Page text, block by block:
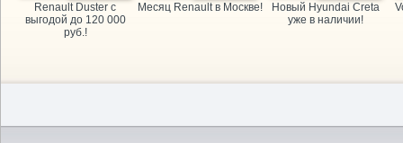
Renault Duster с
выгодой до 120 000
руб.!
Месяц Renault в Москве!
Новый Hyundai Creta
уже в наличии!